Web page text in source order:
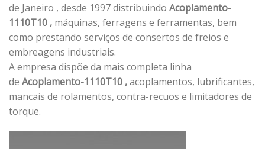
de Janeiro , desde 1997 distribuindo Acoplamento-
1110T10 , máquinas, ferragens e ferramentas, bem
como prestando serviços de consertos de freios e
embreagens industriais.
A empresa dispõe da mais completa linha
de Acoplamento-1110T10 ,acoplamentos, lubrificantes,
mancais de rolamentos, contra-recuos e limitadores de
torque.